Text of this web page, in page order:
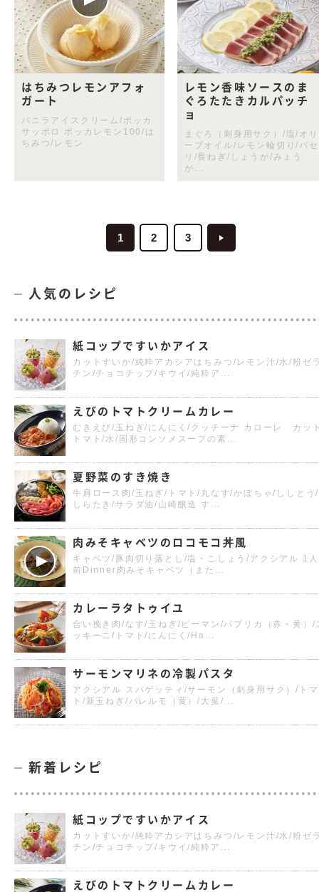
はちみつレモンアフォ
ガート
バニラアイスクリーム/ポッカ
サッポロ ポッカレモン100/は
ちみつ/レモン
レモン香味ソースのま
ぐろたたきカルパッチ
ョ
まぐろ（刺身用サク）/塩/オリ
ーブオイル/レモン輪切り/パセ
リ/長ねぎ/しょうが/みょう
が...
1 2 3
人気のレシピ
紙コップですいかアイス
カットすいか/純粋アカシアはちみつ/レモン汁/水/粉ゼ
チン/チョコチップ/キウイ/純粋ア...
えびのトマトクリームカレー
むきえび/玉ねぎ/にんにく/クッチーナ カローレ カッ
トマト/水/固形コンソメスープの素...
夏野菜のすき焼き
牛肩ロース肉/玉ねぎ/トマト/丸なす/かぼちゃ/ししとう/
しらたき/サラダ油/山崎醸造 す...
肉みそキャベツのロコモコ丼風
キャベツ/豚肉切り落とし/塩・こしょう/アクシアル 1人
前Dinner肉みそキャベツ（また...
カレーラタトゥイユ
合い挽き肉/なす/玉ねぎ/ピーマン/パプリカ（赤・黄）/
ッキーニ/トマト/にんにく/Ha...
サーモンマリネの冷製パスタ
アクシアル スパゲッティ/サーモン（刺身用サク）/トマ
ト/新玉ねぎ/パレルモ（黄）/大葉/...
新着レシピ
紙コップですいかアイス
カットすいか/純粋アカシアはちみつ/レモン汁/水/粉ゼ
チン/チョコチップ/キウイ/純粋ア...
えびのトマトクリームカレー